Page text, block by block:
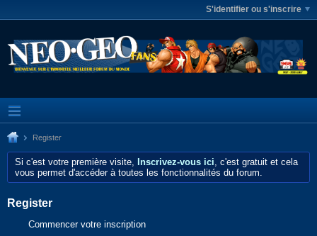
S'identifier ou s'inscrire
Register
Si c'est votre première visite, Inscrivez-vous ici, c'est gratuit et cela
vous permet d'accéder à toutes les fonctionnalités du forum.
Register
Commencer votre inscription